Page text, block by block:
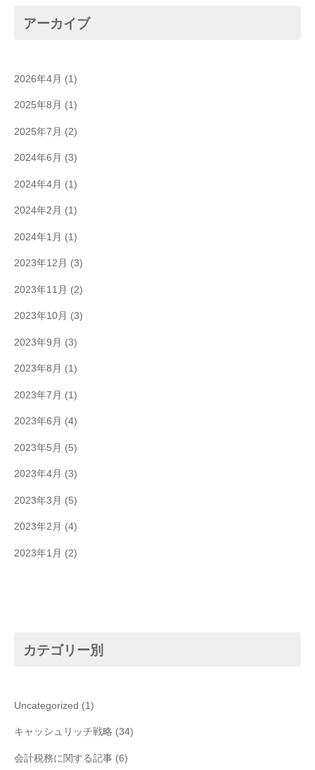
アーカイブ
2026年4月 (1)
2025年8月 (1)
2025年7月 (2)
2024年6月 (3)
2024年4月 (1)
2024年2月 (1)
2024年1月 (1)
2023年12月 (3)
2023年11月 (2)
2023年10月 (3)
2023年9月 (3)
2023年8月 (1)
2023年7月 (1)
2023年6月 (4)
2023年5月 (5)
2023年4月 (3)
2023年3月 (5)
2023年2月 (4)
2023年1月 (2)
カテゴリー別
Uncategorized (1)
キャッシュリッチ戦略 (34)
会計税務に関する記事 (6)